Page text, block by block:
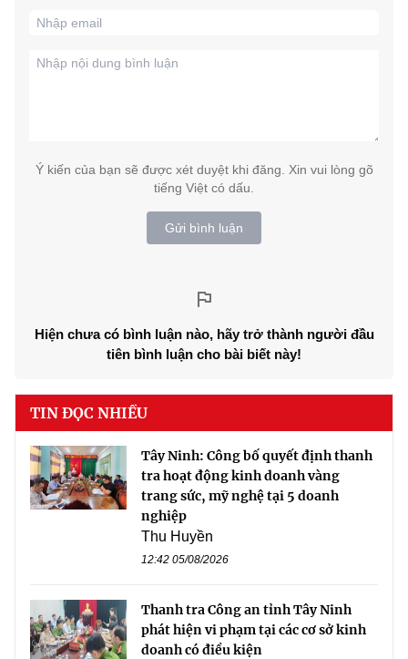
Ý kiến của bạn sẽ được xét duyệt khi đăng. Xin vui lòng gõ
tiếng Việt có dấu.
Gửi bình luận
Hiện chưa có bình luận nào, hãy trở thành người đầu
tiên bình luận cho bài biết này!
TIN ĐỌC NHIỀU
Tây Ninh: Công bố quyết định thanh
tra hoạt động kinh doanh vàng
trang sức, mỹ nghệ tại 5 doanh
nghiệp
Thu Huyền
12:42 05/08/2026
Thanh tra Công an tỉnh Tây Ninh
phát hiện vi phạm tại các cơ sở kinh
doanh có điều kiện